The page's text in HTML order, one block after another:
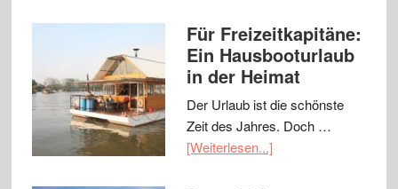
Für Freizeitkapitäne:
Ein Hausbooturlaub
in der Heimat
Der Urlaub ist die schönste
Zeit des Jahres. Doch …
[Weiterlesen...]